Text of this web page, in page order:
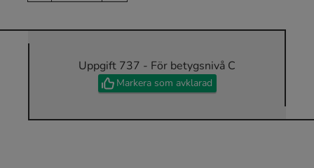
Uppgift 737 - För betygsnivå C
Markera som avklarad